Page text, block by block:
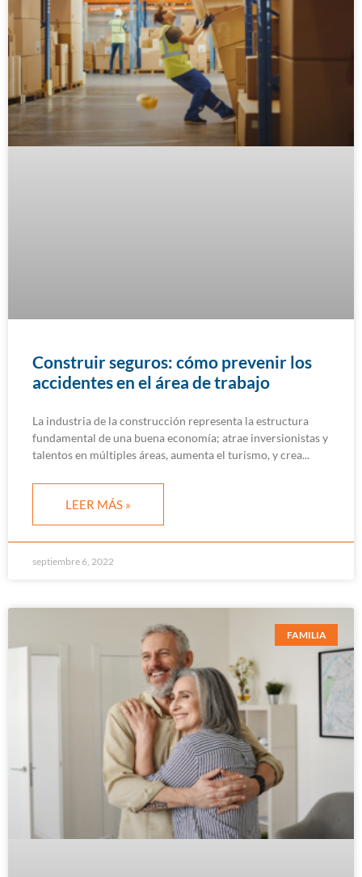
Construir seguros: cómo prevenir los
accidentes en el área de trabajo
La industria de la construcción representa la estructura
fundamental de una buena economía; atrae inversionistas y
talentos en múltiples áreas, aumenta el turismo, y crea
LEER MÁS »
septiembre 6, 2022
FAMILIA